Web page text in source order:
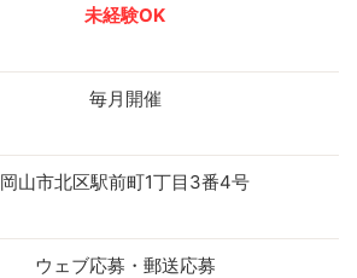
未経験OK
毎月開催
岡山市北区駅前町1丁目3番4号
ウェブ応募・郵送応募